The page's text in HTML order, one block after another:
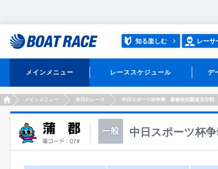
知る楽しむ レーサ
メインメニュー レーススケジュール デ
HOMEメインメニュー 本日のレース 中日スポーツ杯争奪 新春特別覇者決定戦
中日スポーツ杯